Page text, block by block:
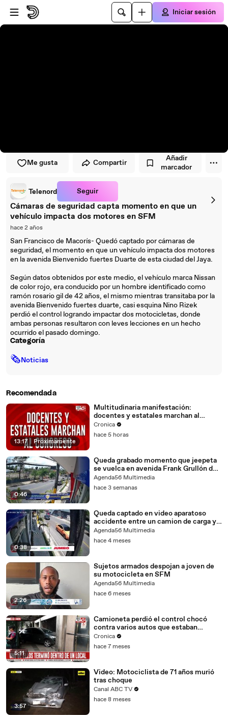
Saltar al reproductor
Saltar al contenido principal
Iniciar sesión
Me gusta Compartir
Añadir
marcador
Telenord Seguir
Cámaras de seguridad capta momento en que un
vehículo impacta dos motores en SFM
hace 2 años
San Francisco de Macorís- Quedó captado por cámaras de
seguridad, el momento en que un vehículo impacta dos motores
en la avenida Bienvenido fuertes Duarte de esta ciudad del Jaya.
Según datos obtenidos por este medio, el vehículo marca Nissan
de color rojo, era conducido por un hombre identificado como
ramón rosario gil de 42 años, el mismo mientras transitaba por la
avenida Bienvenido fuertes duarte, casi esquina Nino Rizek
perdió el control logrando impactar dos motocicletas, donde
ambas personas resultaron con leves lecciones en un hecho
ocurrido el pasado domingo.
Categoría
🗞Noticias
Recomendada
13:17 Próximamente
Multitudinaria manifestación:
docentes y estatales marchan al
Congreso
Cronica
hace 5 horas
0:46
Queda grabado momento que jeepeta
se vuelca en avenida Frank Grullón de
SFM
Agenda56 Multimedia
hace 3 semanas
0:38
Queda captado en video aparatoso
accidente entre un camion de carga y
una jeepeta en SFM
Agenda56 Multimedia
hace 4 meses
2:26
Sujetos armados despojan a joven de
su motocicleta en SFM
Agenda56 Multimedia
hace 6 meses
5:11
Camioneta perdió el control chocó
contra varios autos que estaban
estacionados
Cronica
hace 7 meses
3:57
Video: Motociclista de 71 años murió
tras choque
Canal ABC TV
hace 8 meses